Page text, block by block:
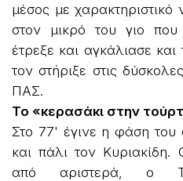
μέσος με
στον μικρό του γιο
έτρεξε και αγκάλιασε
τον στήριξε στις
ΠΑΣ.
Το «κερασάκι στην
Στο 77' έγινε η φάση
και πάλι τον Κυριακίδη.
από αριστερά, ο